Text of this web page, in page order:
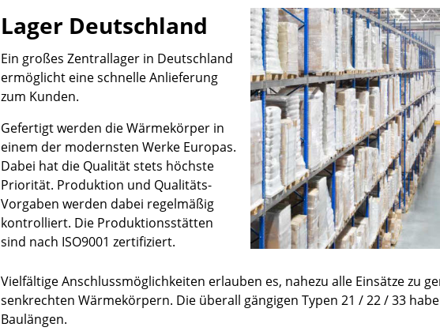
Lager Deutschland
Ein großes Zentrallager in Deutschland
ermöglicht eine schnelle Anlieferung
zum Kunden.
Gefertigt werden die Wärmekörper in
einem der modernsten Werke Europas.
Dabei hat die Qualität stets höchste
Priorität. Produktion und Qualitäts-
Vorgaben werden dabei regelmäßig
kontrolliert. Die Produktionsstätten
sind nach ISO9001 zertifiziert.
Vielfältige Anschlussmöglichkeiten erlauben es, nahezu alle Einsätze zu
senkrechten Wärmekörpern. Die überall gängigen Typen 21 / 22 / 33
Baulängen.